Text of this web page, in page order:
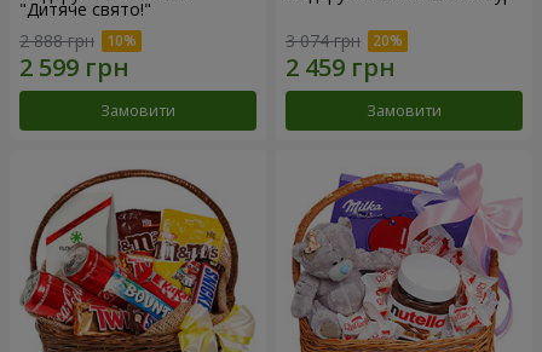
"Дитяче свято!"
2 888 грн
Замовити
3 074 грн
Замовити